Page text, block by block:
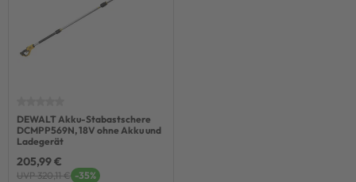
DEWALT Akku-Stabastschere
DCMPP569N, 18V ohne Akku und
Ladegerät
205,99 €
UVP 320,11 € -35%